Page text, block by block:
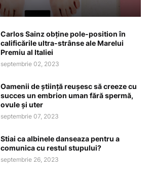
Carlos Sainz obține pole-position în
calificările ultra-strânse ale Marelui
Premiu al Italiei
septembrie 02, 2023
Oamenii de știință reușesc să creeze cu
succes un embrion uman fără spermă,
ovule și uter
septembrie 07, 2023
Stiai ca albinele danseaza pentru a
comunica cu restul stupului?
septembrie 26, 2023